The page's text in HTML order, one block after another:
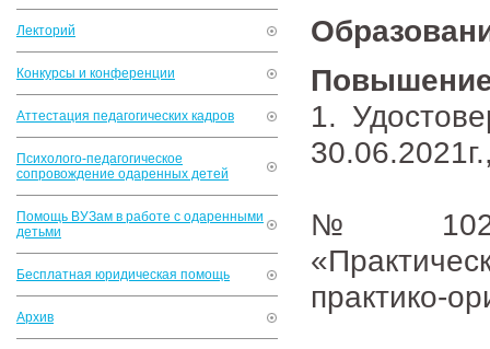
Лекторий
Конкурсы и конференции
Аттестация педагогических кадров
Психолого-педагогическое
сопровождение одаренных детей
Помощь ВУЗам в работе с одаренными
детьми
Бесплатная юридическая помощь
Архив
1.
№
практико-